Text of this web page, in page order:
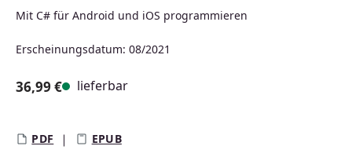
Mit C# für Android und iOS programmieren
Erscheinungsdatum: 08/2021
36,99 € lieferbar
PDF EPUB